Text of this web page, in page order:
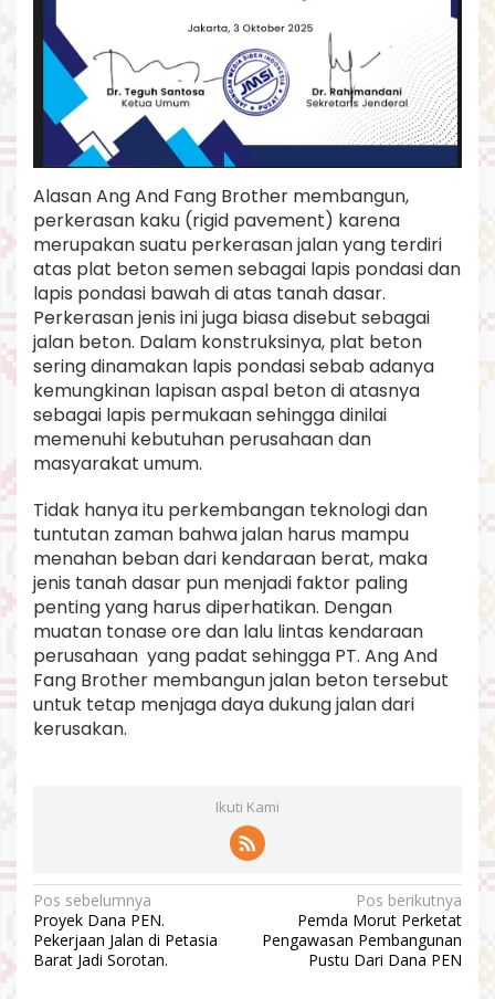
i
a
n
a
m
i
Alasan Ang And Fang Brother membangun,
perkerasan kaku (rigid pavement) karena
merupakan suatu perkerasan jalan yang terdiri
atas plat beton semen sebagai lapis pondasi dan
lapis pondasi bawah di atas tanah dasar.
Perkerasan jenis ini juga biasa disebut sebagai
jalan beton. Dalam konstruksinya, plat beton
sering dinamakan lapis pondasi sebab adanya
kemungkinan lapisan aspal beton di atasnya
sebagai lapis permukaan sehingga dinilai
memenuhi kebutuhan perusahaan dan
masyarakat umum.
Tidak hanya itu perkembangan teknologi dan
tuntutan zaman bahwa jalan harus mampu
menahan beban dari kendaraan berat, maka
jenis tanah dasar pun menjadi faktor paling
penting yang harus diperhatikan. Dengan
muatan tonase ore dan lalu lintas kendaraan
perusahaan yang padat sehingga PT. Ang And
Fang Brother membangun jalan beton tersebut
untuk tetap menjaga daya dukung jalan dari
kerusakan.
Ikuti Kami
N
a
v
Pos sebelumnya
Proyek Dana PEN.
Pekerjaan Jalan di Petasia
Barat Jadi Sorotan.
Pos berikutnya
Pemda Morut Perketat
Pengawasan Pembangunan
Pustu Dari Dana PEN